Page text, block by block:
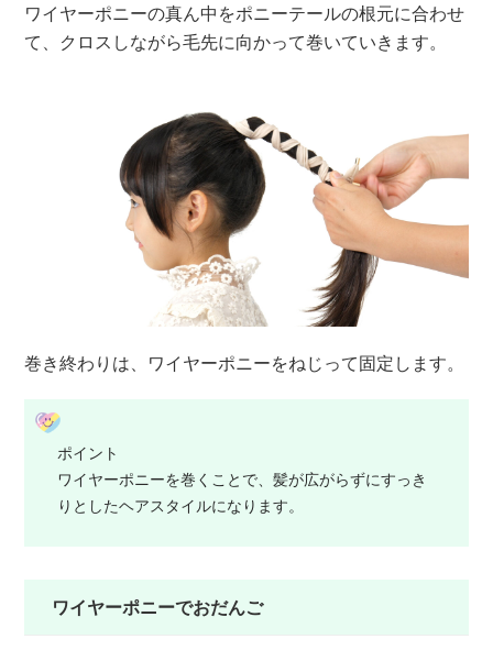
ワイヤーポニーの真ん中をポニーテールの根元に合わせ
て、クロスしながら毛先に向かって巻いていきます。
巻き終わりは、ワイヤーポニーをねじって固定します。
ポイント
ワイヤーポニーを巻くことで、髪が広がらずにすっき
りとしたヘアスタイルになります。
ワイヤーポニーでおだんご